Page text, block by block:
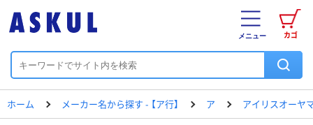
カゴ
メニュー
ホーム メーカー名から探す - 【ア行】 ア アイリスオーヤ